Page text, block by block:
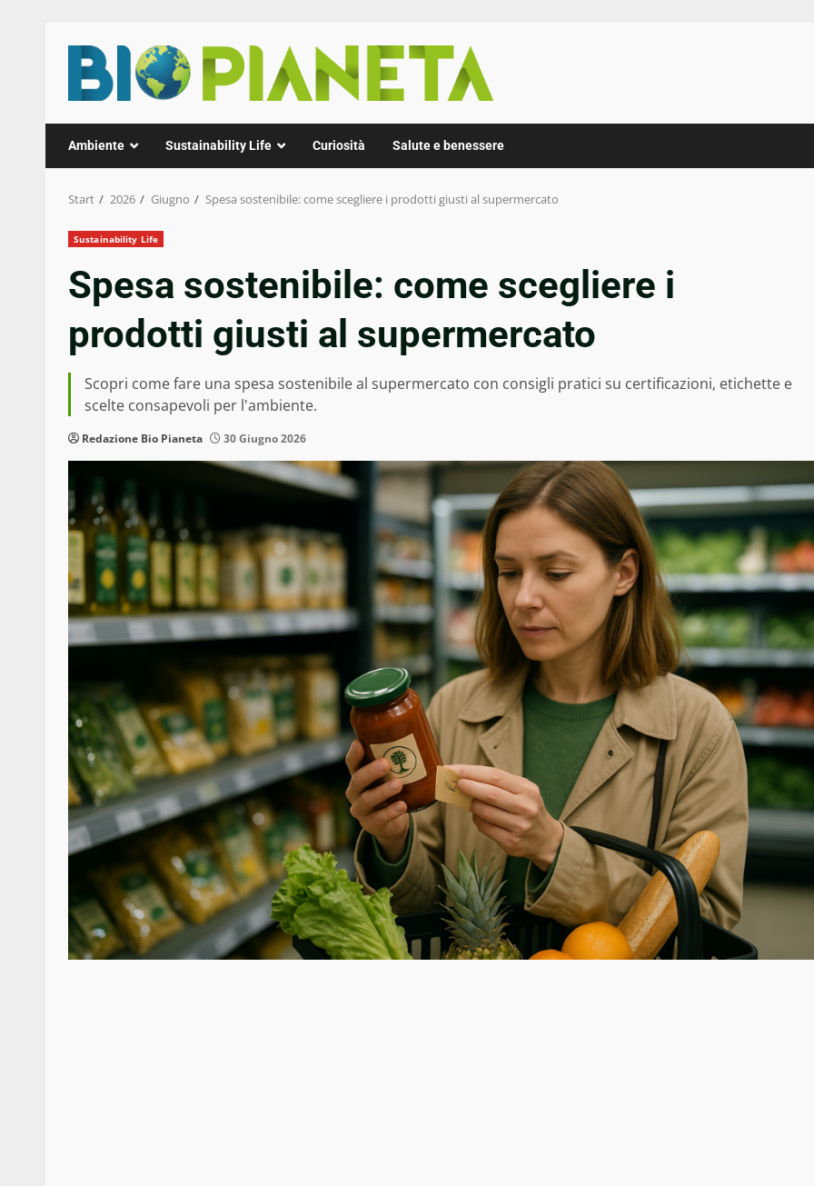
Inhalt
springen
Ambiente Sustainability Life Curiosità Salute e benessere
Start 2026 Giugno Spesa sostenibile: come scegliere i prodotti giusti al supermercato
Sustainability Life
Spesa sostenibile: come scegliere i
prodotti giusti al supermercato
Scopri come fare una spesa sostenibile al supermercato con consigli pratici su certificazioni, etichette e
scelte consapevoli per l'ambiente.
Redazione Bio Pianeta 30 Giugno 2026